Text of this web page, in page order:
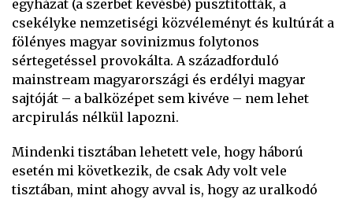
egyházat (a szerbet kevésbé) pusztították, a
csekélyke nemzetiségi közvéleményt és kultúrát a
fölényes magyar sovinizmus folytonos
sértegetéssel provokálta. A századforduló
mainstream magyarországi és erdélyi magyar
sajtóját – a balközépet sem kivéve – nem lehet
arcpirulás nélkül lapozni.
Mindenki tisztában lehetett vele, hogy háború
esetén mi következik, de csak Ady volt vele
tisztában, mint ahogy avval is, hogy az uralkodó